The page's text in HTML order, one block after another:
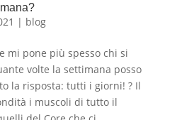
| blog
mi pone più spesso chi si
volte la settimana posso
la risposta: tutti i giorni! ? Il
i muscoli di tutto il